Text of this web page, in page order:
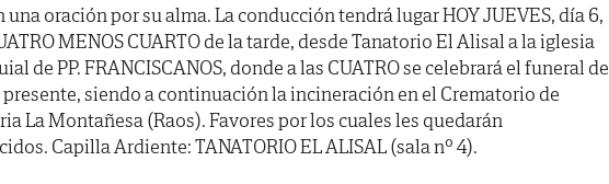
una oración por su alma. La conducción tendrá lugar HOY JUEVES, día 6,
MENOS CUARTO de la tarde, desde Tanatorio El Alisal a la iglesia
de PP. FRANCISCANOS, donde a las CUATRO se celebrará el funeral de
siendo a continuación la incineración en el Crematorio de
La Montañesa (Raos). Favores por los cuales les quedarán
Capilla Ardiente: TANATORIO EL ALISAL (sala nº 4).